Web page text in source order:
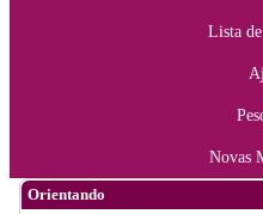
Lista
Novas
Orientando